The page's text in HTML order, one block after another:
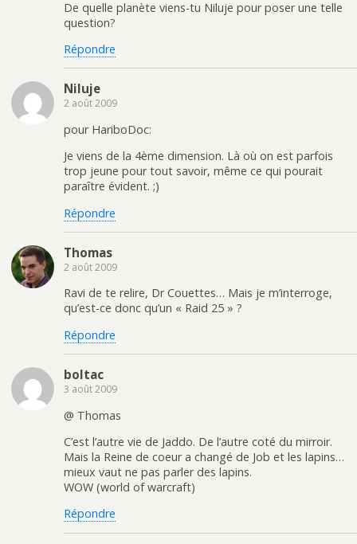
De quelle planète viens-tu Niluje pour poser une telle
question?
Répondre
Niluje
2 août 2009
pour HariboDoc:
Je viens de la 4ème dimension. Là où on est parfois
trop jeune pour tout savoir, même ce qui pourait
paraître évident. ;)
Répondre
Thomas
2 août 2009
Ravi de te relire, Dr Couettes… Mais je m’interroge,
qu’est-ce donc qu’un « Raid 25 » ?
Répondre
boltac
3 août 2009
@ Thomas
C’est l’autre vie de Jaddo. De l’autre coté du mirroir.
Mais la Reine de coeur a changé de Job et les lapins…
mieux vaut ne pas parler des lapins.
WOW (world of warcraft)
Répondre